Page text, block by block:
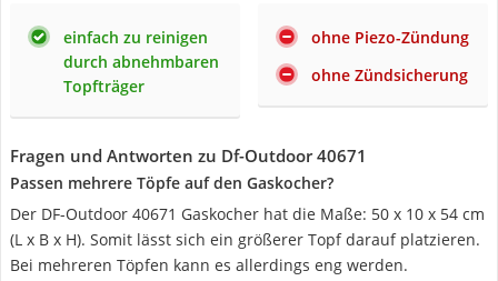
einfach zu reinigen
durch abnehmbaren
Topfträger
ohne Piezo-Zündung
ohne Zündsicherung
Fragen und Antworten zu Df-Outdoor 40671
Passen mehrere Töpfe auf den Gaskocher?
Der DF-Outdoor 40671 Gaskocher hat die Maße: 50 x 10 x 54 cm
(L x B x H). Somit lässt sich ein größerer Topf darauf platzieren.
Bei mehreren Töpfen kann es allerdings eng werden.